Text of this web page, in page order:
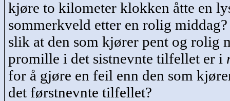
kjøre to kilometer klokken åtte en
sommerkveld etter en rolig
slik at den som kjører pent og rolig
promille i det sistnevnte tilfellet er i
for å gjøre en feil enn den som
det førstnevnte tilfellet?